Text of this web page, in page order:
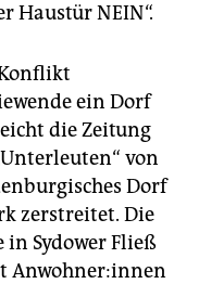
Haustür NEIN“.
ein Dorf
die Zeitung
von
Dorf
zerstreitet. Die
in Sydower Fließ
An­woh­ne­r:in­nen